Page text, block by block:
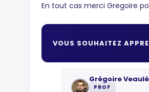
En tout cas merci Gregoire
VOUS SOUHAITEZ
Grégoire
PROF